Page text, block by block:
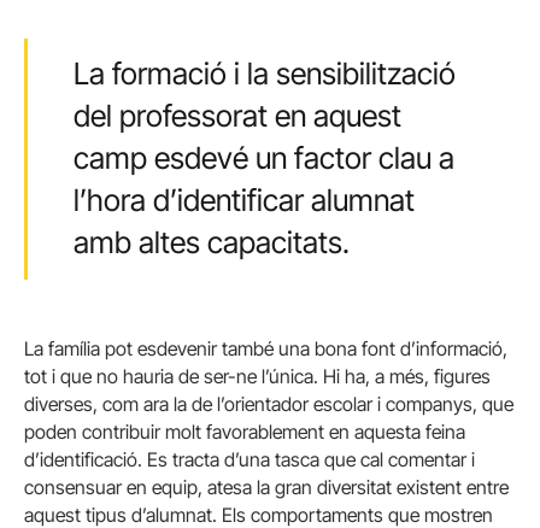
La formació i la sensibilització
del professorat en aquest
camp esdevé un factor clau a
l’hora d’identificar alumnat
amb altes capacitats.
La família pot esdevenir també una bona font d’informació,
tot i que no hauria de ser-ne l’única. Hi ha, a més, figures
diverses, com ara la de l’orientador escolar i companys, que
poden contribuir molt favorablement en aquesta feina
d’identificació. Es tracta d’una tasca que cal comentar i
consensuar en equip, atesa la gran diversitat existent entre
aquest tipus d’alumnat. Els comportaments que mostren